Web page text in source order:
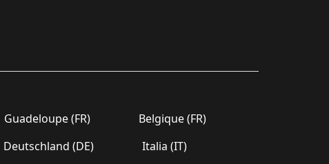
Guadeloupe (FR)
Belgique (FR)
Deutschland (DE) Italia (IT)